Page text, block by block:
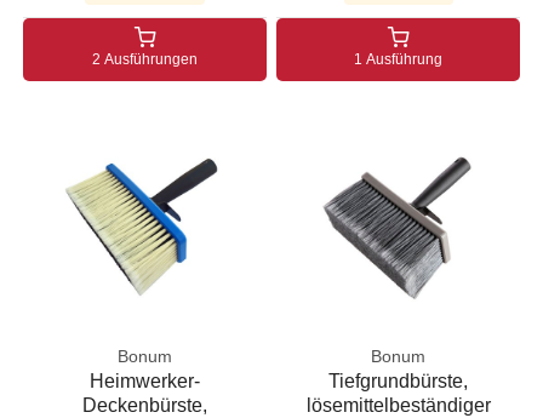
2 Ausführungen 1 Ausführung
Bonum
Heimwerker-
Deckenbürste,
Bonum
Tiefgrundbürste,
lösemittelbeständiger